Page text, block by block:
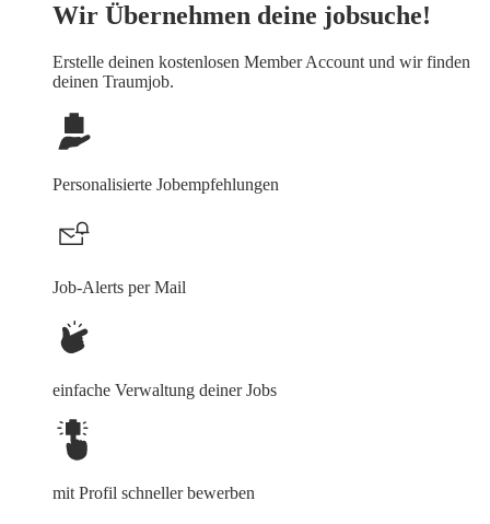
Wir Übernehmen deine jobsuche!
Erstelle deinen kostenlosen Member Account und wir finden
deinen Traumjob.
Personalisierte Jobempfehlungen
Job-Alerts per Mail
einfache Verwaltung deiner Jobs
mit Profil schneller bewerben